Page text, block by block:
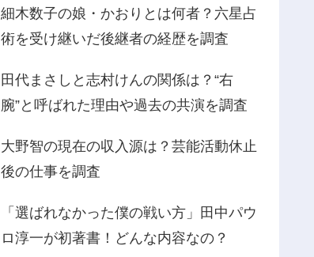
細木数子の娘・かおりとは何者？六星占
術を受け継いだ後継者の経歴を調査
田代まさしと志村けんの関係は？“右
腕”と呼ばれた理由や過去の共演を調査
大野智の現在の収入源は？芸能活動休止
後の仕事を調査
「選ばれなかった僕の戦い方」田中パウ
ロ淳一が初著書！どんな内容なの？